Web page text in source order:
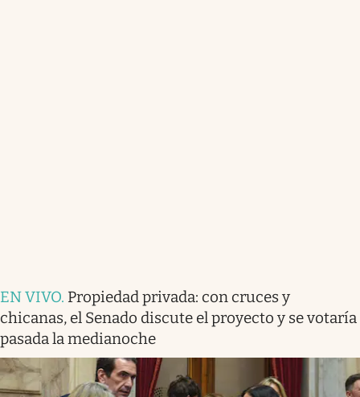
EN VIVO. Propiedad privada: con cruces y
chicanas, el Senado discute el proyecto y se votaría
pasada la medianoche